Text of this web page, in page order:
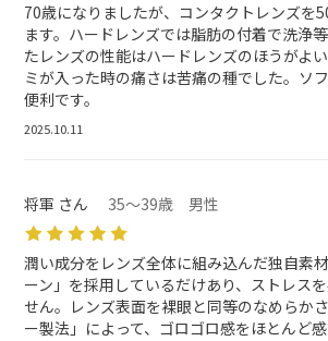
70歳になりましたが、コンタクトレンズを
ます。ハードレンズでは脂肪の付着で洗浄
たレンズの性能はハードレンズのほうがよ
ミが入った時の痛さは苦痛の種でした。ソ
便利です。
2025.10.11
将軍 さん 35～39歳 男性
潤い成分をレンズ全体に組み込んだ独自素
ーン」を採用しているだけあり、ストレス
せん。レンズ表面を裸眼と同等のなめらか
ー製法」によって、ゴロゴロ感をほとんど感